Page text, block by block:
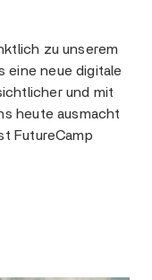
zu unserem
eine neue digitale
und mit
heute ausmacht
FutureCamp